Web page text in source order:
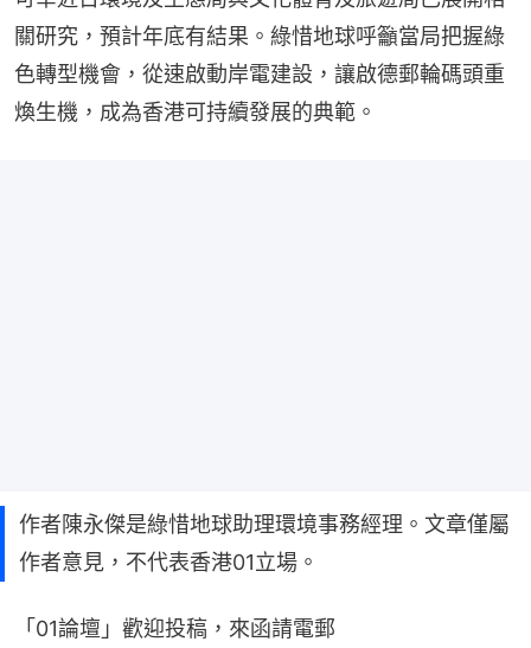
關研究，預計年底有結果。綠惜地球呼籲當局把握綠
色轉型機會，從速啟動岸電建設，讓啟德郵輪碼頭重
煥生機，成為香港可持續發展的典範。
作者陳永傑是綠惜地球助理環境事務經理。文章僅屬
作者意見，不代表香港01立場。
「01論壇」歡迎投稿，來函請電郵